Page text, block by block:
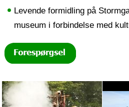
Levende formidling på
museum i forbindelse med